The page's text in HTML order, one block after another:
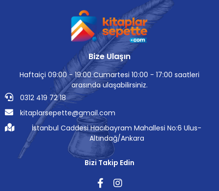
Bize Ulaşın
Haftaiçi 09:00 - 19:00 Cumartesi 10:00 - 17:00 saatleri
arasında ulaşabilirsiniz.
0312 419 72 18
kitaplarsepette@gmail.com
İstanbul Caddesi Hacıbayram Mahallesi No:6 Ulus-
Altındağ/Ankara
Bizi Takip Edin